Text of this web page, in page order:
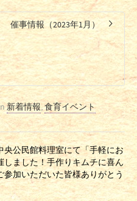
催事情報（2023年1月）
新着情報,食育イベント
央公民館料理室にて「手軽にお
ました！手作りキムチに喜ん
加いただいた皆様ありがとう